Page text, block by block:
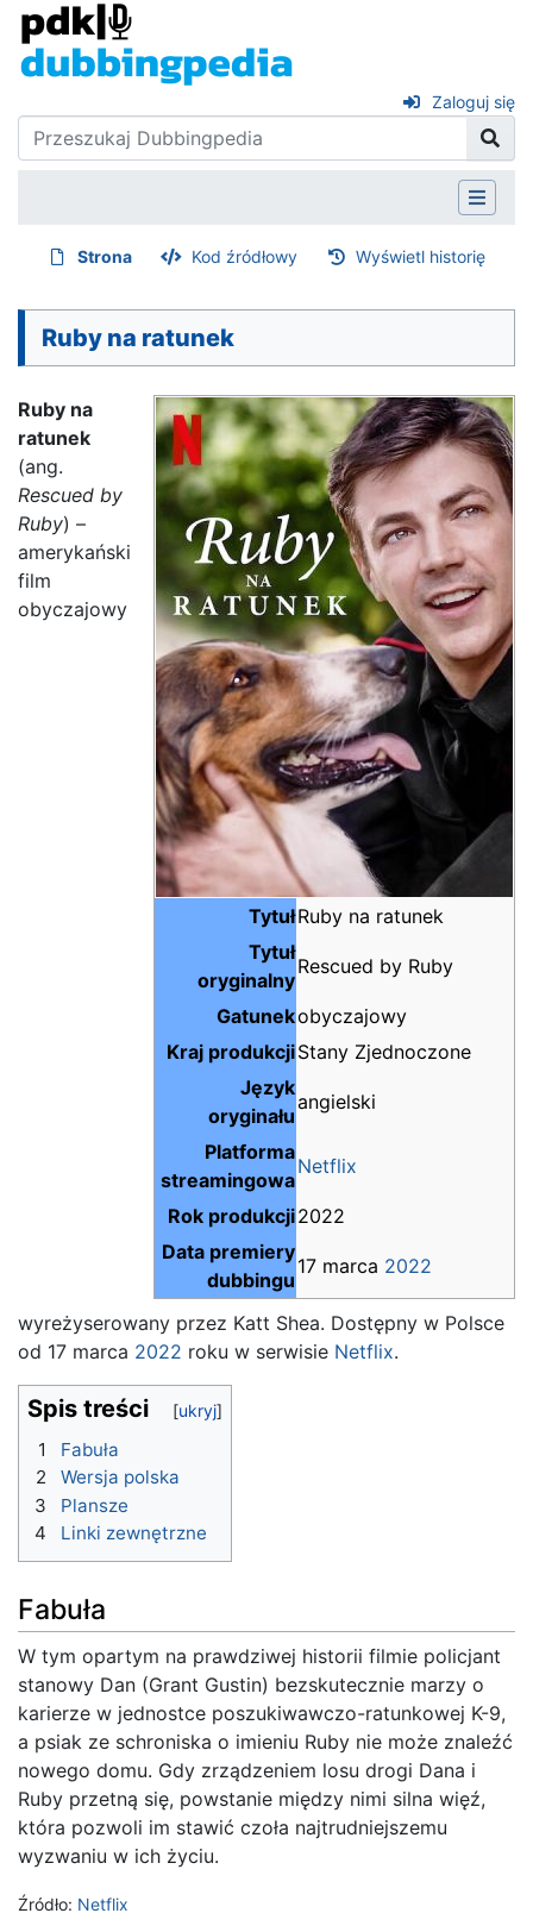
Zaloguj się
Strona Kod źródłowy Wyświetl historię
Ruby na ratunek
TytułRuby na ratunek
Tytuł
oryginalny
Rescued by Ruby
Gatunekobyczajowy
Kraj produkcjiStany Zjednoczone
Język
oryginału
angielski
Platforma
streamingowa
Netflix
Rok produkcji2022
Data premiery
dubbingu
17 marca 2022
Ruby na
ratunek
(ang.
Rescued by
Ruby) –
amerykański
film
obyczajowy
wyreżyserowany przez Katt Shea. Dostępny w Polsce
od 17 marca 2022 roku w serwisie Netflix.
Spis treści
1
Fabuła
2
Wersja polska
3
Plansze
4
Linki zewnętrzne
Fabuła
W tym opartym na prawdziwej historii filmie policjant
stanowy Dan (Grant Gustin) bezskutecznie marzy o
karierze w jednostce poszukiwawczo-ratunkowej K-9,
a psiak ze schroniska o imieniu Ruby nie może znaleźć
nowego domu. Gdy zrządzeniem losu drogi Dana i
Ruby przetną się, powstanie między nimi silna więź,
która pozwoli im stawić czoła najtrudniejszemu
wyzwaniu w ich życiu.
Źródło: Netflix